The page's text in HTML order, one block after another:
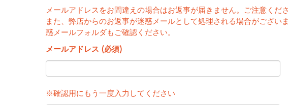
メールアドレスをお間違えの場合はお返事が届きません。ご注意くださ
また、弊店からのお返事が迷惑メールとして処理される場合がござい
惑メールフォルダもご確認ください。
メールアドレス (必須)
※確認用にもう一度入力してください